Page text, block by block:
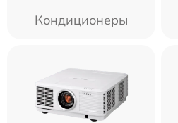
Кондиционеры